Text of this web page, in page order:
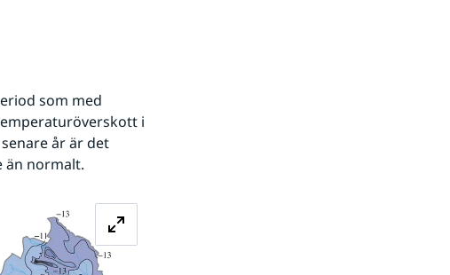
som med
i
år är det
än normalt.